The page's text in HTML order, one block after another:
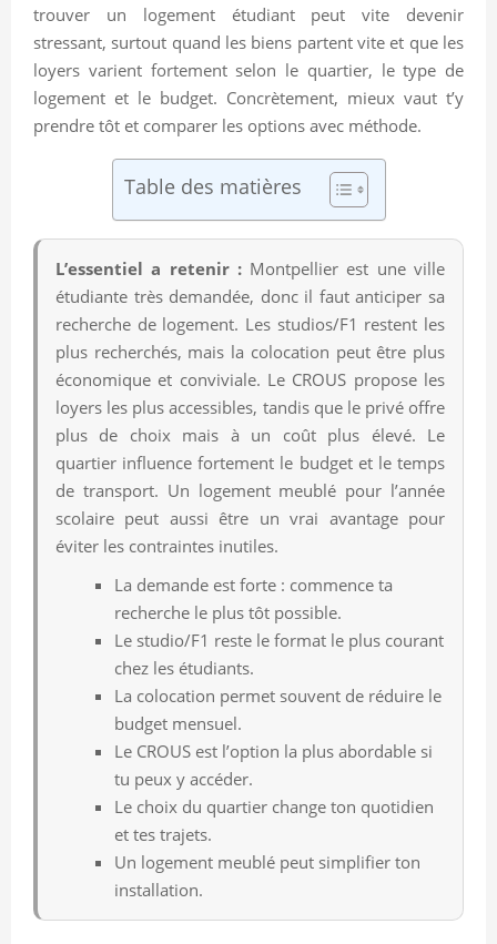
trouver un logement étudiant peut vite devenir
stressant, surtout quand les biens partent vite et que les
loyers varient fortement selon le quartier, le type de
logement et le budget. Concrètement, mieux vaut t’y
prendre tôt et comparer les options avec méthode.
Table des matières
L’essentiel a retenir :Montpellier est une ville
étudiante très demandée, donc il faut anticiper sa
recherche de logement. Les studios/F1 restent les
plus recherchés, mais la colocation peut être plus
économique et conviviale. Le CROUS propose les
loyers les plus accessibles, tandis que le privé offre
plus de choix mais à un coût plus élevé. Le
quartier influence fortement le budget et le temps
de transport. Un logement meublé pour l’année
scolaire peut aussi être un vrai avantage pour
éviter les contraintes inutiles.
La demande est forte : commence ta
recherche le plus tôt possible.
Le studio/F1 reste le format le plus courant
chez les étudiants.
La colocation permet souvent de réduire le
budget mensuel.
Le CROUS est l’option la plus abordable si
tu peux y accéder.
Le choix du quartier change ton quotidien
et tes trajets.
Un logement meublé peut simplifier ton
installation.